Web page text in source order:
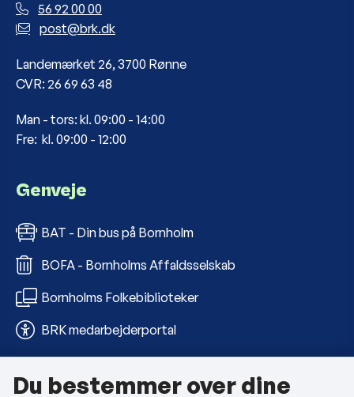
56 92 00 00
post@brk.dk
Landemærket 26, 3700 Rønne
CVR: 26 69 63 48
Man - tors: kl. 09:00 - 14:00
Fre: kl. 09:00 - 12:00
Genveje
BAT - Din bus på Bornholm
BOFA - Bornholms Affaldsselskab
Bornholms Folkebiblioteker
BRK medarbejderportal
Om kommunen
Du bestemmer over dine